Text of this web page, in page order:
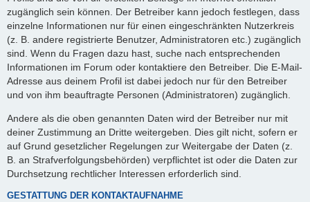
zugänglich sein können. Der Betreiber kann jedoch festlegen, dass
einzelne Informationen nur für einen eingeschränkten Nutzerkreis
(z. B. andere registrierte Benutzer, Administratoren etc.) zugänglich
sind. Wenn du Fragen dazu hast, suche nach entsprechenden
Informationen im Forum oder kontaktiere den Betreiber. Die E-Mail-
Adresse aus deinem Profil ist dabei jedoch nur für den Betreiber
und von ihm beauftragte Personen (Administratoren) zugänglich.
Andere als die oben genannten Daten wird der Betreiber nur mit
deiner Zustimmung an Dritte weitergeben. Dies gilt nicht, sofern er
auf Grund gesetzlicher Regelungen zur Weitergabe der Daten (z.
B. an Strafverfolgungsbehörden) verpflichtet ist oder die Daten zur
Durchsetzung rechtlicher Interessen erforderlich sind.
GESTATTUNG DER KONTAKTAUFNAHME